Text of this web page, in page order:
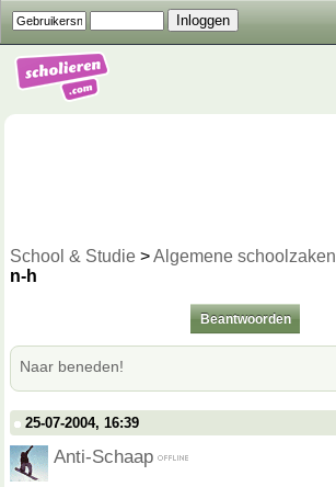
School & Studie >Algemene schoolzaken
n-h
Beantwoorden
Naar beneden!
25-07-2004, 16:39
Anti-Schaap